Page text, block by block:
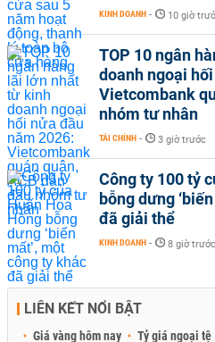
KINH DOANH - 10 giờ
TOP 10 ngân
doanh ngoại
Vietcombank
nhóm tư nhân
TÀI CHÍNH - 3 giờ trước
Công ty 100 tỷ
bỗng dưng
đã giải thể
KINH DOANH - 8 giờ trước
LIÊN KẾT NỔI BẬT
Giá vàng hôm nay Tỷ giá ngoại tệ